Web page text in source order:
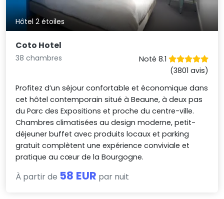
Hôtel 2 étoiles
Coto Hotel
38 chambres
Noté 8.1
(3801 avis)
Profitez d’un séjour confortable et économique dans
cet hôtel contemporain situé à Beaune, à deux pas
du Parc des Expositions et proche du centre-ville.
Chambres climatisées au design moderne, petit-
déjeuner buffet avec produits locaux et parking
gratuit complètent une expérience conviviale et
pratique au cœur de la Bourgogne.
À partir de 58 EUR par nuit